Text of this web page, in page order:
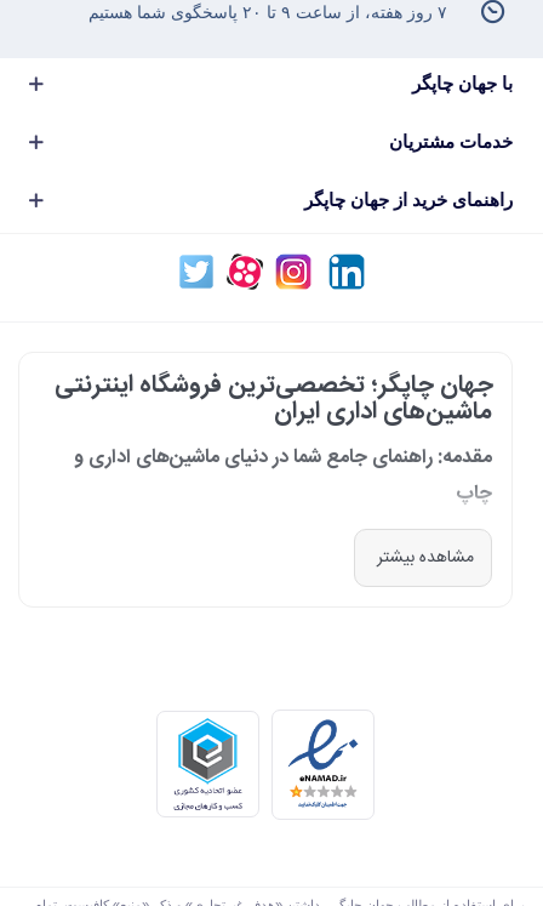
با جهان چاپگر
خدمات مشتریان
راهنمای خرید از جهان چاپگر
۷ روز هفته، از ساعت ۹ تا ۲۰ پاسخگوی شما هستیم
جهان چاپگر؛ تخصصی‌ترین فروشگاه اینترنتی
ماشین‌های اداری ایران
مقدمه: راهنمای جامع شما در دنیای ماشین‌های اداری و
چاپ
در دنیای پرشتاب امروز که کسب‌وکارها و سازمان‌ها برای افزایش بهره‌وری خود به
فناوری‌های نوین وابسته‌اند، دسترسی به ابزارهای کارآمد و قابل اعتماد یک
ما، ارائه راهکارهای جامع، از مشاوره پیش از خرید تا پشتیبانی پس از فروش،
برای سازمان‌ها، شرکت‌ها و کاربران خانگی است.
طیف کاملی از محصولات برای هر نیازی
ما در جهان چاپگر، مجموعه‌ای گسترده از برترین برندهای جهانی را گرد هم
مشاهده بیشتر